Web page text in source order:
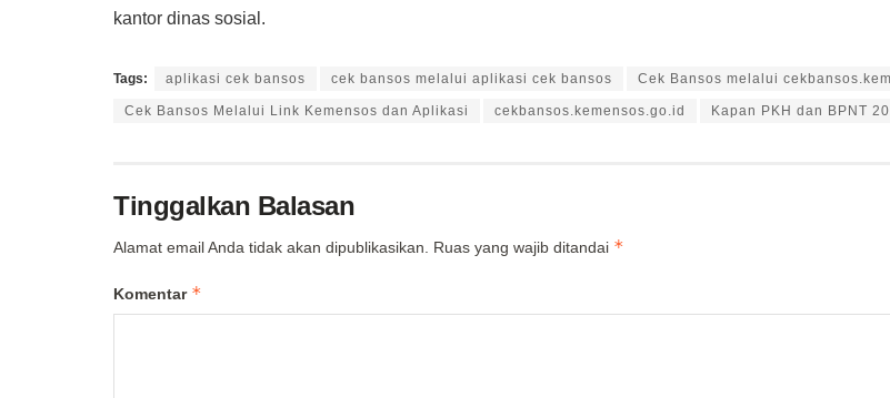
kantor dinas sosial.
Tags: aplikasi cek bansos cek bansos melalui aplikasi cek bansos Cek Bansos melalui
Cek Bansos Melalui Link Kemensos dan Aplikasi cekbansos.kemensos.go.id Kapan PKH dan BPNT
Tinggalkan Balasan
Alamat email Anda tidak akan dipublikasikan. Ruas yang wajib ditandai *
Komentar *